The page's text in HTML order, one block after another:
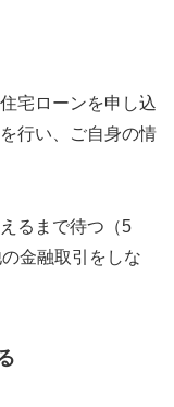
宅ローンを申し込
行い、ご自身の情
るまで待つ（5
金融取引をしな